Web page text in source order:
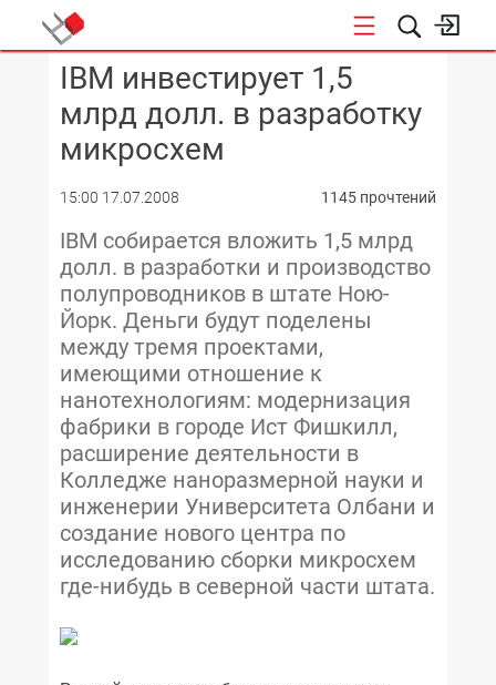
КОНФЕРЕНЦИИ
IBM инвестирует 1,5
млрд долл. в разработку
микросхем
15:00 17.07.2008 1145 прочтений
IBM собирается вложить 1,5 млрд
долл. в разработки и производство
полупроводников в штате Ною-
Йорк. Деньги будут поделены
между тремя проектами,
имеющими отношение к
нанотехнологиям: модернизация
фабрики в городе Ист Фишкилл,
расширение деятельности в
Колледже наноразмерной науки и
инженерии Университета Олбани и
создание нового центра по
исследованию сборки микросхем
где-нибудь в северной части штата.